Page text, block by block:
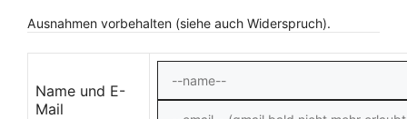
Ausnahmen vorbehalten (siehe auch Widerspruch).
Name und E-
Mail